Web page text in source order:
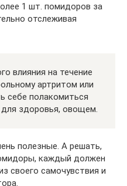
1 шт. помидоров за
отслеживая
влияния на течение
артритом или
себе полакомиться
здоровья, овощем.
полезные. А решать,
каждый должен
своего самочувствия и